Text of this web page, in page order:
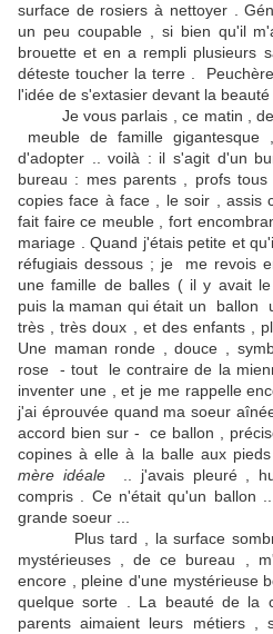
surface de rosiers à nettoyer .
un peu coupable , si bien qu'il
brouette et en a rempli plusieurs
déteste toucher la terre .
l'idée de s'extasier devant la beauté
Je vous parlais , ce matin , de
meuble de famille
d'adopter .. voilà : il s'agit d'un
bureau : mes parents , profs
copies face à face , le soir , assis
fait faire ce meuble , fort
mariage . Quand j'étais petite et
réfugiais dessous ; je me revois
une famille de balles ( il y avait
puis la maman qui était un ballon
très , très doux , et des enfants ,
Une maman ronde , douce ,
rose - tout le contraire de la
inventer une , et je me rappelle
j'ai éprouvée quand ma soeur
accord bien sur - ce ballon ,
copines à elle à la balle aux
mère idéale
.. j'avais pleuré ,
compris . Ce n'était qu'un ballon
grande soeur ...
Plus tard , la surface sombre
mystérieuses , de ce bureau ,
encore , pleine d'une mystérieuse
quelque sorte . La beauté de la
parents aimaient leurs métiers